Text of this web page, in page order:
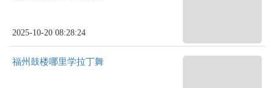
2025-10-20 08:28:24
福州鼓楼哪里学拉丁舞